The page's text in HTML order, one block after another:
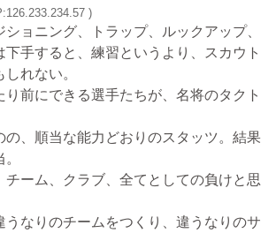
)
ショニング、トラップ、ルックアップ、
下手すると、練習というより、スカウト
れない。
り前にできる選手たちが、名将のタクト
の、順当な能力どおりのスタッツ。結果
チーム、クラブ、全てとしての負けと思
うなりのチームをつくり、違うなりのサ